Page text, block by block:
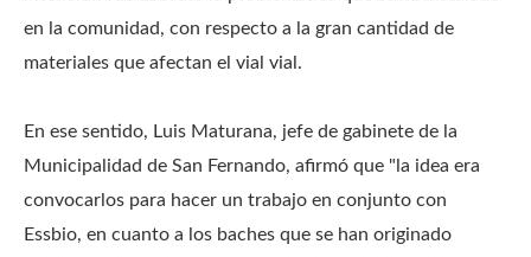
en la comunidad, con respecto a la gran cantidad de
materiales que afectan el vial vial.
En ese sentido, Luis Maturana, jefe de gabinete de la
Municipalidad de San Fernando, afirmó que "la idea era
convocarlos para hacer un trabajo en conjunto con
Essbio, en cuanto a los baches que se han originado